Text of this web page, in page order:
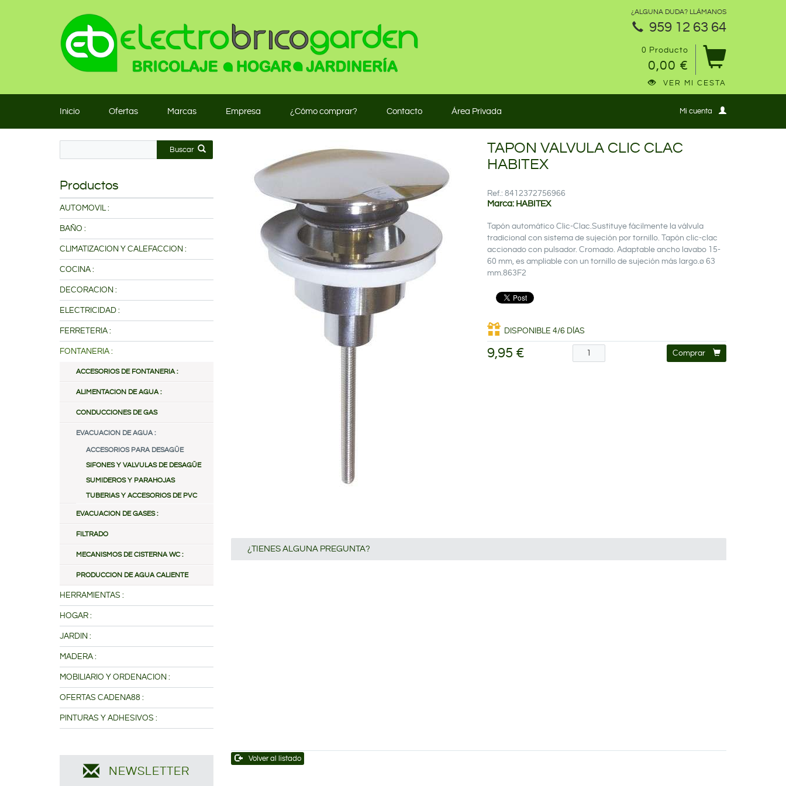
¿ALGUNA DUDA? LLÁMANOS
959 12 63 64
0 Producto
0,00 €
VER MI CESTA
Inicio Ofertas Marcas Empresa ¿Cómo comprar? Contacto Área Privada Mi cuenta
Buscar
Productos
AUTOMOVIL :
BAÑO :
CLIMATIZACION Y CALEFACCION :
COCINA :
DECORACION :
ELECTRICIDAD :
FERRETERIA :
FONTANERIA :
ACCESORIOS DE FONTANERIA :
ALIMENTACION DE AGUA :
CONDUCCIONES DE GAS
EVACUACION DE AGUA :
ACCESORIOS PARA DESAGÜE
SIFONES Y VALVULAS DE DESAGÜE
SUMIDEROS Y PARAHOJAS
TUBERIAS Y ACCESORIOS DE PVC
EVACUACION DE GASES :
FILTRADO
MECANISMOS DE CISTERNA WC :
PRODUCCION DE AGUA CALIENTE
HERRAMIENTAS :
HOGAR :
JARDIN :
MADERA :
MOBILIARIO Y ORDENACION :
OFERTAS CADENA88 :
PINTURAS Y ADHESIVOS :
NEWSLETTER
TAPON VALVULA CLIC CLAC
HABITEX
Ref.: 8412372756966
Marca: HABITEX
Tapón automático Clic-Clac.Sustituye fácilmente la válvula
tradicional con sistema de sujeción por tornillo. Tapón clic-clac
accionado con pulsador. Cromado. Adaptable ancho lavabo 15-
60 mm, es ampliable con un tornillo de sujeción más largo.ø 63
mm.863F2
DISPONIBLE 4/6 DÍAS
9,95 € Comprar
¿TIENES ALGUNA PREGUNTA?
Volver al listado